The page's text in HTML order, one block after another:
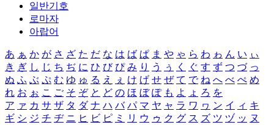
일반기호
로마자
아랍어
あ ぁ か が さ ざ た だ な は ば ぱ ま や ゃ ら わ ゎ ん い ぃ
き ぎ し じ ち ぢ に ひ び ぴ み り う ぅ く ぐ す ず つ づ っ
ぬ ふ ぶ ぷ む ゆ ゅ る え ぇ け げ せ ぜ て で ね へ べ ぺ め
れ お ぉ こ ご そ ぞ と ど の ほ ぼ ぽ も よ ょ ろ を
ア ァ カ サ ザ タ ダ ナ ハ バ パ マ ヤ ャ ラ ワ ヮ ン イ ィ キ
ギ シ ジ チ ヂ ニ ヒ ビ ピ ミ リ ウ ゥ ク グ ス ズ ツ ヅ ッ ヌ